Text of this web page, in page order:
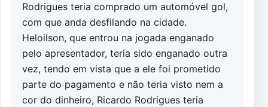
Rodrigues teria comprado um automóvel gol,
com que anda desfilando na cidade.
Heloilson, que entrou na jogada enganado
pelo apresentador, teria sido enganado outra
vez, tendo em vista que a ele foi prometido
parte do pagamento e não teria visto nem a
cor do dinheiro, Ricardo Rodrigues teria